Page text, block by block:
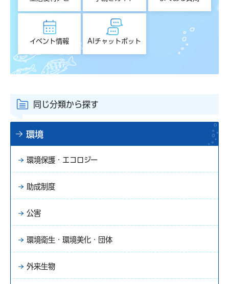
イベント情報 AIチャットボット
同じ分類から探す
環境
環境保護・エコロジー
助成制度
公害
環境衛生・環境美化・団体
外来生物